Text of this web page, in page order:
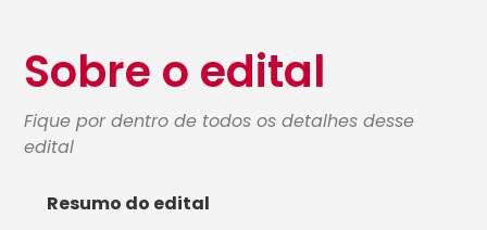
Sobre o edital
Fique por dentro de todos os detalhes desse
edital
Resumo do edital